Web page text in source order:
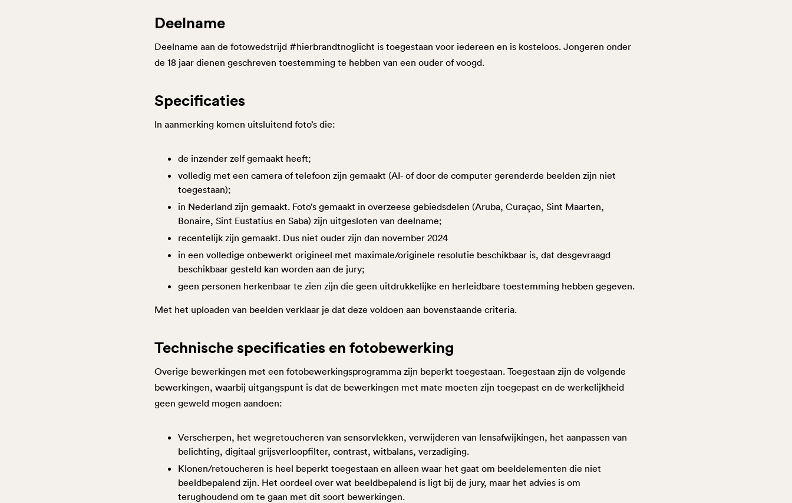
Deelname
Deelname aan de fotowedstrijd #hierbrandtnoglicht is toegestaan voor iedereen en is kosteloos. Jongeren onder
de 18 jaar dienen geschreven toestemming te hebben van een ouder of voogd.
Specificaties
In aanmerking komen uitsluitend foto’s die:
de inzender zelf gemaakt heeft;
volledig met een camera of telefoon zijn gemaakt (AI- of door de computer gerenderde beelden zijn niet
toegestaan);
in Nederland zijn gemaakt. Foto’s gemaakt in overzeese gebiedsdelen (Aruba, Curaçao, Sint Maarten,
Bonaire, Sint Eustatius en Saba) zijn uitgesloten van deelname;
recentelijk zijn gemaakt. Dus niet ouder zijn dan november 2024
in een volledige onbewerkt origineel met maximale/originele resolutie beschikbaar is, dat desgevraagd
beschikbaar gesteld kan worden aan de jury;
geen personen herkenbaar te zien zijn die geen uitdrukkelijke en herleidbare toestemming hebben gegeven.
Met het uploaden van beelden verklaar je dat deze voldoen aan bovenstaande criteria.
Technische specificaties en fotobewerking
Overige bewerkingen met een fotobewerkingsprogramma zijn beperkt toegestaan. Toegestaan zijn de volgende
bewerkingen, waarbij uitgangspunt is dat de bewerkingen met mate moeten zijn toegepast en de werkelijkheid
geen geweld mogen aandoen:
Verscherpen, het wegretoucheren van sensorvlekken, verwijderen van lensafwijkingen, het aanpassen van
belichting, digitaal grijsverloopfilter, contrast, witbalans, verzadiging.
Klonen/retoucheren is heel beperkt toegestaan en alleen waar het gaat om beeldelementen die niet
beeldbepalend zijn. Het oordeel over wat beeldbepalend is ligt bij de jury, maar het advies is om
terughoudend om te gaan met dit soort bewerkingen.